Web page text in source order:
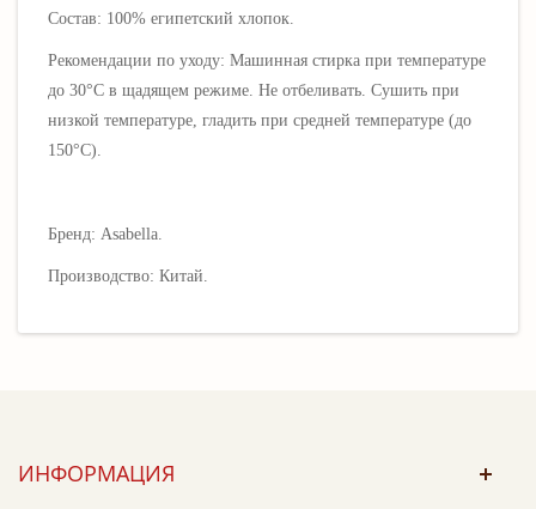
Состав: 100% египетский хлопок.
Рекомендации по уходу: Машинная стирка при температуре
до 30°C в щадящем режиме. Не отбеливать. Сушить при
низкой температуре, гладить при средней температуре (до
150°C).
Бренд: Asabella.
Производство: Китай.
ИНФОРМАЦИЯ